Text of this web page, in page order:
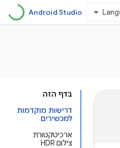
Android Studio
בדף הזה
דרישות מוקדמות
למכשירים
ארכיטקטורת
צילום HDR